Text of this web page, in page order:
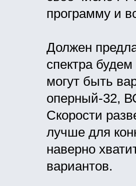
программу и
Должен
спектра
могут быть
оперный-32,
Скорости
лучше для
наверно
вариантов.